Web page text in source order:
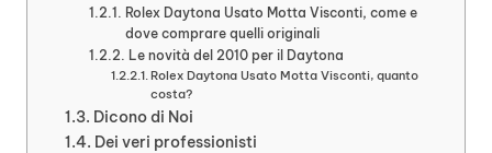
Rolex Daytona Usato Motta Visconti, come e
dove comprare quelli originali
Le novità del 2010 per il Daytona
Rolex Daytona Usato Motta Visconti, quanto
costa?
Dicono di Noi
Dei veri professionisti